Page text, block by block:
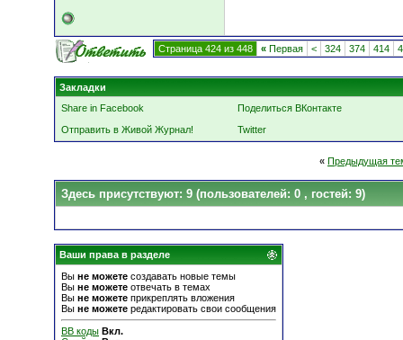
Страница 424 из 448 « Первая < 324 374 414
Закладки
Share in Facebook
Поделиться ВКонтакте
Отправить в Живой Журнал!
Twitter
« Предыдущая
Здесь присутствуют: 9 (пользователей: 0 , гостей: 9)
Ваши права в разделе
Вы не можете создавать новые темы
Вы не можете отвечать в темах
Вы не можете прикреплять вложения
Вы не можете редактировать свои сообщения
BB коды Вкл.